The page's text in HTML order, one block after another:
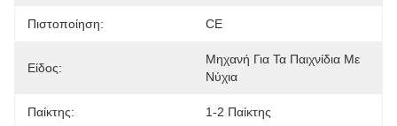
Πιστοποίηση: CE
Είδος:
Μηχανή Για Τα Παιχνίδια Με
Νύχια
Παίκτης: 1-2 Παίκτης